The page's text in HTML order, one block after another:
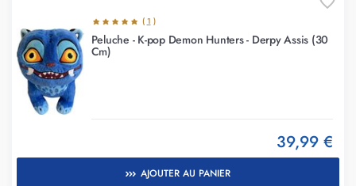
( 1 )
Peluche - K-pop Demon Hunters - Derpy Assis (30
Cm)
39,99 €
AJOUTER AU PANIER